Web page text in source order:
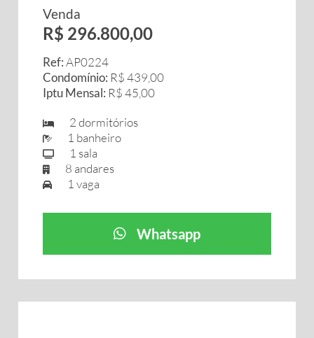
Venda
R$ 296.800,00
Ref:AP0224
Condomínio: R$ 439,00
Iptu Mensal: R$ 45,00
2 dormitórios
1 banheiro
1 sala
8 andares
1 vaga
Whatsapp